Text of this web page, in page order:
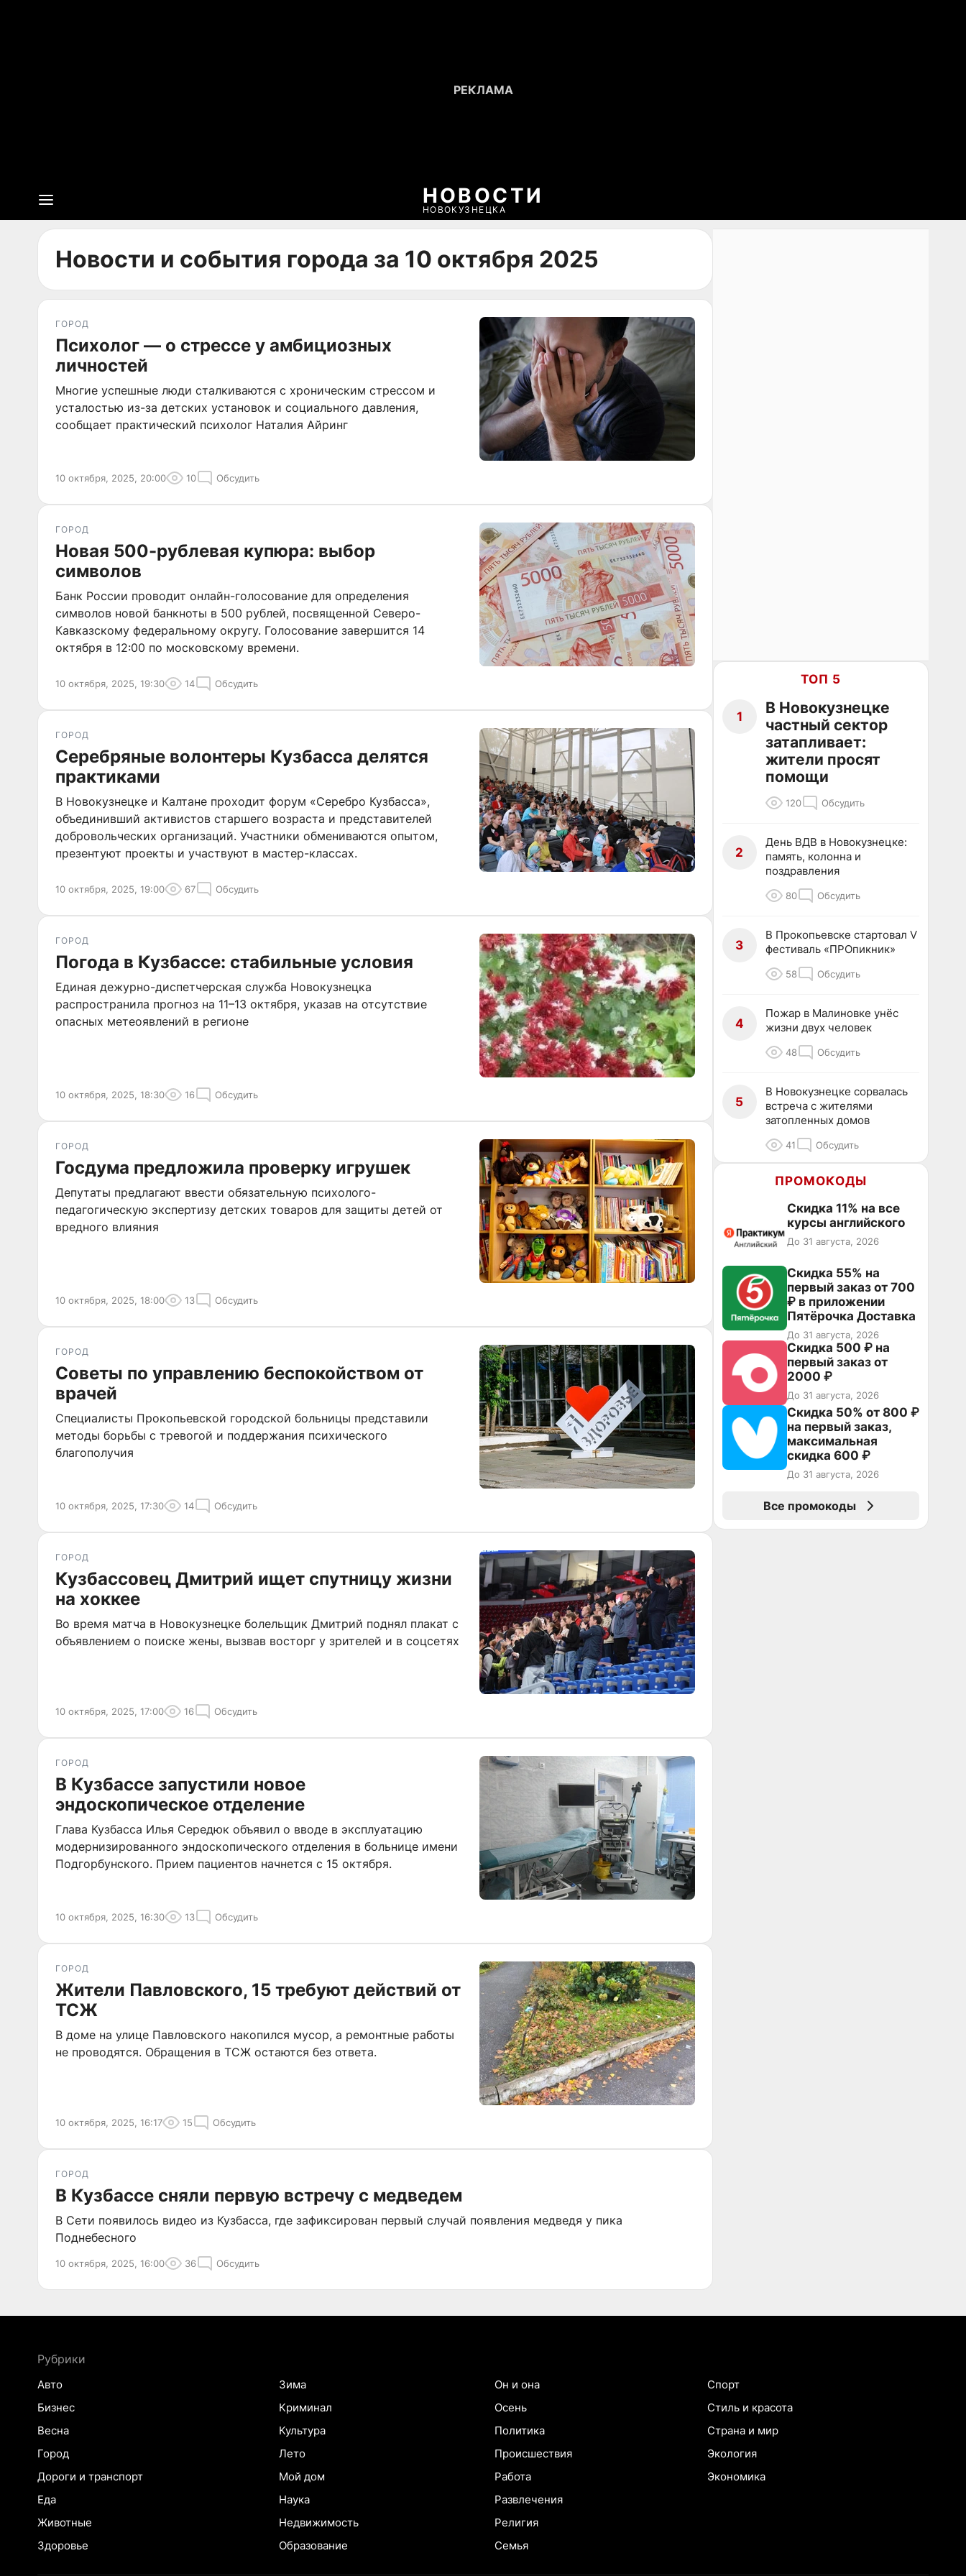
НОВОСТИ
НОВОКУЗНЕЦКА
Новости и события города за 10 октября 2025
ГОРОД
Психолог — о стрессе у амбициозных
личностей
Многие успешные люди сталкиваются с хроническим стрессом и
усталостью из-за детских установок и социального давления,
сообщает практический психолог Наталия Айринг
10 октября, 2025, 20:00 10 Обсудить
ГОРОД
Новая 500-рублевая купюра: выбор
символов
Банк России проводит онлайн-голосование для определения
символов новой банкноты в 500 рублей, посвященной Северо-
Кавказскому федеральному округу. Голосование завершится 14
октября в 12:00 по московскому времени.
10 октября, 2025, 19:30 14 Обсудить
ГОРОД
Серебряные волонтеры Кузбасса делятся
практиками
В Новокузнецке и Калтане проходит форум «Серебро Кузбасса»,
объединивший активистов старшего возраста и представителей
добровольческих организаций. Участники обмениваются опытом,
презентуют проекты и участвуют в мастер-классах.
10 октября, 2025, 19:00 67 Обсудить
ГОРОД
Погода в Кузбассе: стабильные условия
Единая дежурно-диспетчерская служба Новокузнецка
распространила прогноз на 11–13 октября, указав на отсутствие
опасных метеоявлений в регионе
10 октября, 2025, 18:30 16 Обсудить
ГОРОД
Госдума предложила проверку игрушек
Депутаты предлагают ввести обязательную психолого-
педагогическую экспертизу детских товаров для защиты детей от
вредного влияния
10 октября, 2025, 18:00 13 Обсудить
ГОРОД
Советы по управлению беспокойством от
врачей
Специалисты Прокопьевской городской больницы представили
методы борьбы с тревогой и поддержания психического
благополучия
10 октября, 2025, 17:30 14 Обсудить
ГОРОД
Кузбассовец Дмитрий ищет спутницу жизни
на хоккее
Во время матча в Новокузнецке болельщик Дмитрий поднял плакат с
объявлением о поиске жены, вызвав восторг у зрителей и в соцсетях
10 октября, 2025, 17:00 16 Обсудить
ГОРОД
В Кузбассе запустили новое
эндоскопическое отделение
Глава Кузбасса Илья Середюк объявил о вводе в эксплуатацию
модернизированного эндоскопического отделения в больнице имени
Подгорбунского. Прием пациентов начнется с 15 октября.
10 октября, 2025, 16:30 13 Обсудить
ГОРОД
Жители Павловского, 15 требуют действий от
ТСЖ
В доме на улице Павловского накопился мусор, а ремонтные работы
не проводятся. Обращения в ТСЖ остаются без ответа.
10 октября, 2025, 16:17 15 Обсудить
ГОРОД
В Кузбассе сняли первую встречу с медведем
В Сети появилось видео из Кузбасса, где зафиксирован первый случай появления медведя у пика
Поднебесного
10 октября, 2025, 16:00 36 Обсудить
ТОП 5
1
В Новокузнецке
частный сектор
затапливает:
жители просят
помощи
120 Обсудить
2
День ВДВ в Новокузнецке:
память, колонна и
поздравления
80 Обсудить
3
В Прокопьевске стартовал V
фестиваль «ПРОпикник»
58 Обсудить
4
Пожар в Малиновке унёс
жизни двух человек
48 Обсудить
5
В Новокузнецке сорвалась
встреча с жителями
затопленных домов
41 Обсудить
ПРОМОКОДЫ
Скидка 11% на все
курсы английского
До 31 августа, 2026
Скидка 55% на
первый заказ от 700
₽ в приложении
Пятёрочка Доставка
До 31 августа, 2026
Скидка 500 ₽ на
первый заказ от
2000 ₽
До 31 августа, 2026
Скидка 50% от 800 ₽
на первый заказ,
максимальная
скидка 600 ₽
До 31 августа, 2026
Все промокоды
Рубрики
Авто
Бизнес
Весна
Город
Дороги и транспорт
Еда
Животные
Здоровье
Зима
Криминал
Культура
Лето
Мой дом
Наука
Недвижимость
Образование
Он и она
Осень
Политика
Происшествия
Работа
Развлечения
Религия
Семья
Спорт
Стиль и красота
Страна и мир
Экология
Экономика